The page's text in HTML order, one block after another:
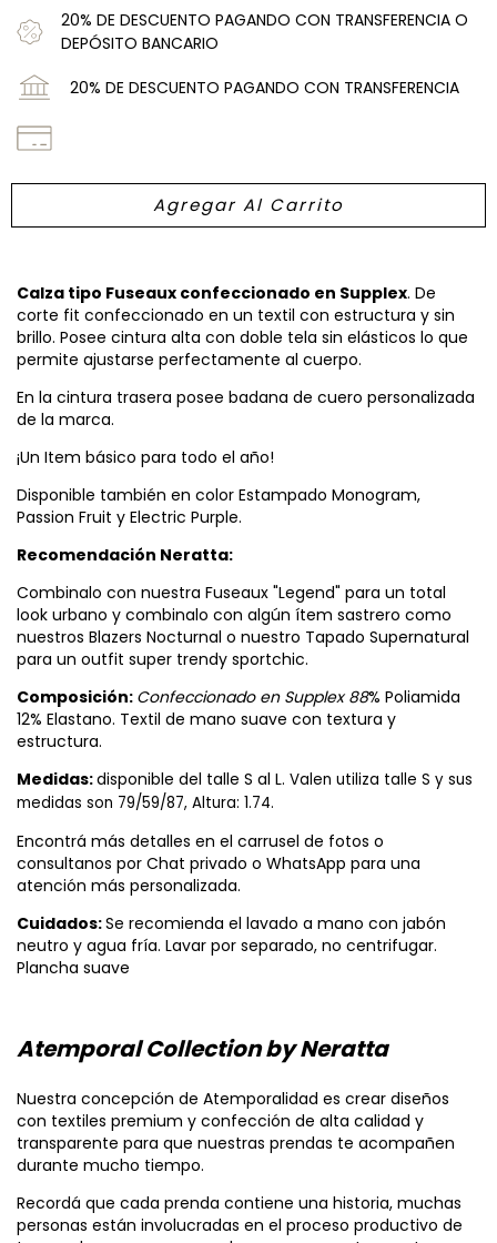
20% DE DESCUENTO PAGANDO CON TRANSFERENCIA O
DEPÓSITO BANCARIO
20% DE DESCUENTO PAGANDO CON TRANSFERENCIA
Calza tipo Fuseaux confeccionado en Supplex. De
corte fit confeccionado en un textil con estructura y sin
brillo. Posee cintura alta con doble tela sin elásticos lo que
permite ajustarse perfectamente al cuerpo.
En la cintura trasera posee badana de cuero personalizada
de la marca.
¡Un Item básico para todo el año!
Disponible también en color Estampado Monogram,
Passion Fruit y Electric Purple.
Recomendación Neratta:
Combinalo con nuestra Fuseaux "Legend" para un total
look urbano y combinalo con algún ítem sastrero como
nuestros Blazers Nocturnal o nuestro Tapado Supernatural
para un outfit super trendy sportchic.
Composición: Confeccionado en Supplex 88% Poliamida
12% Elastano. Textil de mano suave con textura y
estructura.
Medidas:disponible del talle S al L. Valen utiliza talle S y sus
medidas son 79/59/87, Altura: 1.74.
Encontrá más detalles en el carrusel de fotos o
consultanos por Chat privado o WhatsApp para una
atención más personalizada.
Cuidados:Se recomienda el lavado a mano con jabón
neutro y agua fría. Lavar por separado, no centrifugar.
Plancha suave
Atemporal Collection by Neratta
Nuestra concepción de Atemporalidad es crear diseños
con textiles premium y confección de alta calidad y
transparente para que nuestras prendas te acompañen
durante mucho tiempo.
Recordá que cada prenda contiene una historia, muchas
personas están involucradas en el proceso productivo de